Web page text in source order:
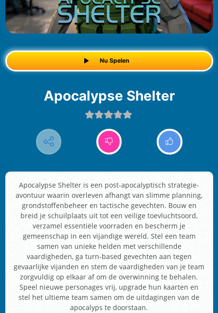
Nu Spelen
Apocalypse Shelter
Apocalypse Shelter is een post-apocalyptisch strategie-
avontuur waarin overleven afhangt van slimme planning,
grondstoffenbeheer en tactische gevechten. Bouw en
breid je schuilplaats uit tot een veilige toevluchtsoord,
verzamel essentiële voorraden en bescherm je
gemeenschap in een vijandige wereld. Stel een team
samen van unieke helden met verschillende
vaardigheden, ga turn-based gevechten aan tegen
gevaarlijke vijanden en stem de vaardigheden van je team
zorgvuldig op elkaar af om de overwinning te behalen.
Speel nieuwe personages vrij, upgrade hun kaarten en
stel het ultieme team samen om de uitdagingen van de
apocalyps te doorstaan.